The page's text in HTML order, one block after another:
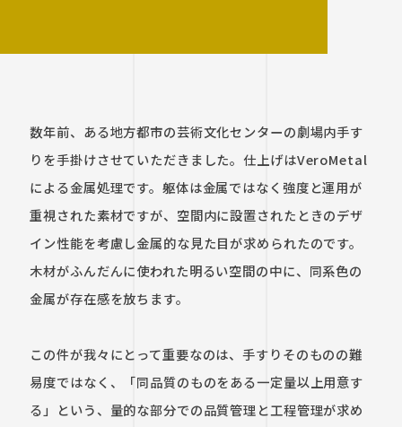
数年前、ある地方都市の芸術文化センターの劇場内手す
りを手掛けさせていただきました。仕上げはVeroMetal
による金属処理です。躯体は金属ではなく強度と運用が
重視された素材ですが、空間内に設置されたときのデザ
イン性能を考慮し金属的な見た目が求められたのです。
木材がふんだんに使われた明るい空間の中に、同系色の
金属が存在感を放ちます。
この件が我々にとって重要なのは、手すりそのものの難
易度ではなく、「同品質のものをある一定量以上用意す
る」という、量的な部分での品質管理と工程管理が求め